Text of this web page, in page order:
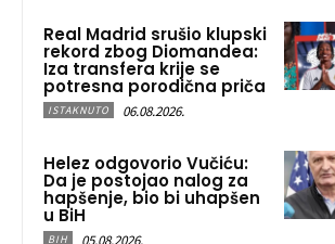
Real Madrid srušio klupski
rekord zbog Diomandea:
Iza transfera krije se
potresna porodična priča
ISTAKNUTO 06.08.2026.
Helez odgovorio Vučiću:
Da je postojao nalog za
hapšenje, bio bi uhapšen
u BiH
BIH